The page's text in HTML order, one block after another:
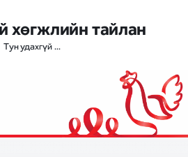
хөгжлийн тайлан
Тун удахгүй ...